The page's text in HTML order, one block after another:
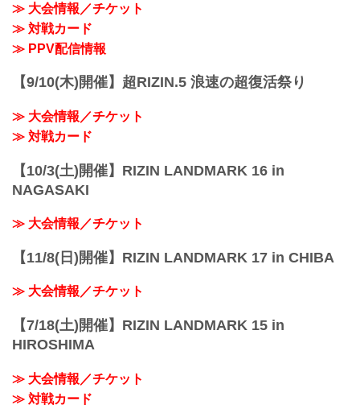
≫ 大会情報／チケット
≫ 対戦カード
≫ PPV配信情報
【9/10(木)開催】超RIZIN.5 浪速の超復活祭り
≫ 大会情報／チケット
≫ 対戦カード
【10/3(土)開催】RIZIN LANDMARK 16 in
NAGASAKI
≫ 大会情報／チケット
【11/8(日)開催】RIZIN LANDMARK 17 in CHIBA
≫ 大会情報／チケット
【7/18(土)開催】RIZIN LANDMARK 15 in
HIROSHIMA
≫ 大会情報／チケット
≫ 対戦カード